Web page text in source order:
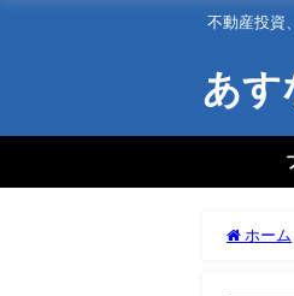
不動産投資
あす
ホーム